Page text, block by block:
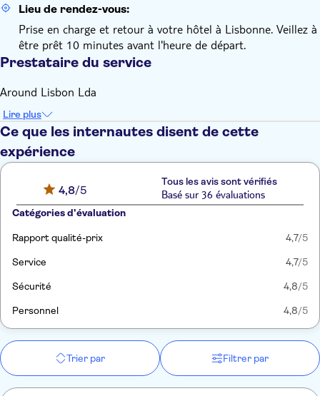
Lieu de rendez-vous:
Prise en charge et retour à votre hôtel à Lisbonne. Veillez à
être prêt 10 minutes avant l'heure de départ.
Prestataire du service
Around Lisbon Lda
Lire plus
Ce que les internautes disent de cette
expérience
4,8/5
Tous les avis sont vérifiés
Basé sur 36 évaluations
Catégories d'évaluation
Rapport qualité-prix 4,7/5
Service 4,7/5
Sécurité 4,8/5
Personnel 4,8/5
Trier par Filtrer par